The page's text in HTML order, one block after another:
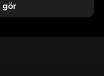
gör